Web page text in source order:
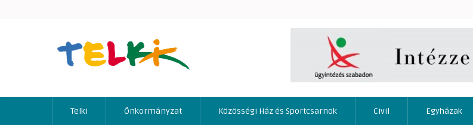
Telki Önkormányzat Közösségi Ház és Sportcsarnok Civil Egyházak